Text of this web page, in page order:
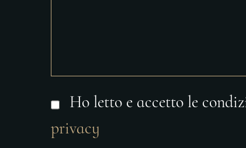
Ho letto e accetto le
privacy